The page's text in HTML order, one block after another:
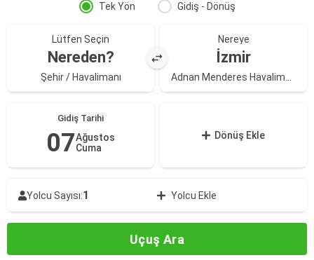
Tek Yön Gidiş - Dönüş
Lütfen Seçin
Nereden?
Şehir / Havalimanı
Nereye
İzmir
Gidiş Tarihi
07Ağustos
Cuma
Dönüş Ekle
Yolcu Sayısı:1 Yolcu Ekle
Uçuş Ara